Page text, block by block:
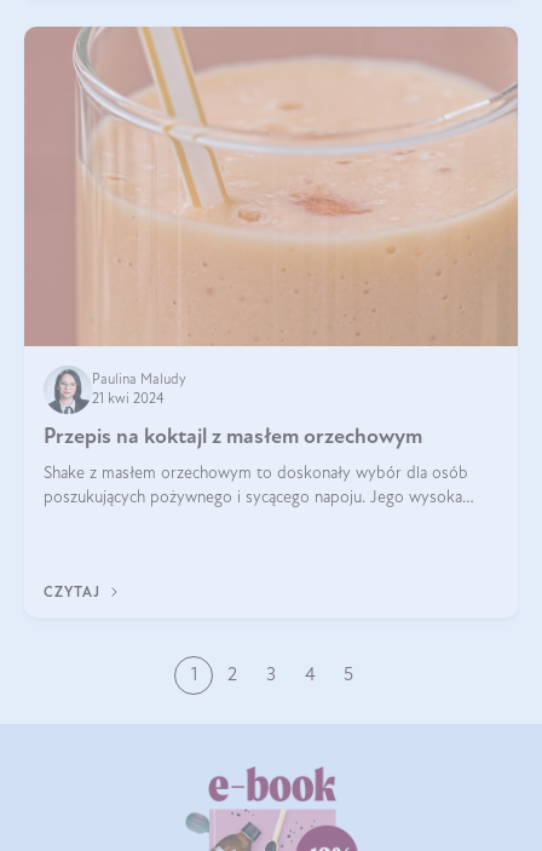
Paulina Maludy
21 kwi 2024
Przepis na koktajl z masłem orzechowym
Shake z masłem orzechowym to doskonały wybór dla osób
poszukujących pożywnego i sycącego napoju. Jego wysoka
CZYTAJ
1 2 3 4 5